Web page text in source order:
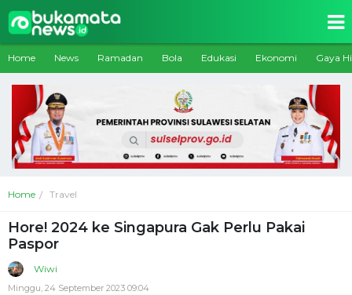
Home News Ramadan Bola Edukasi Ekonomi Gaya
Home Travel
Hore! 2024 ke Singapura Gak Perlu Pakai
Paspor
Wiwi
Minggu, 24 September 2023 09:04